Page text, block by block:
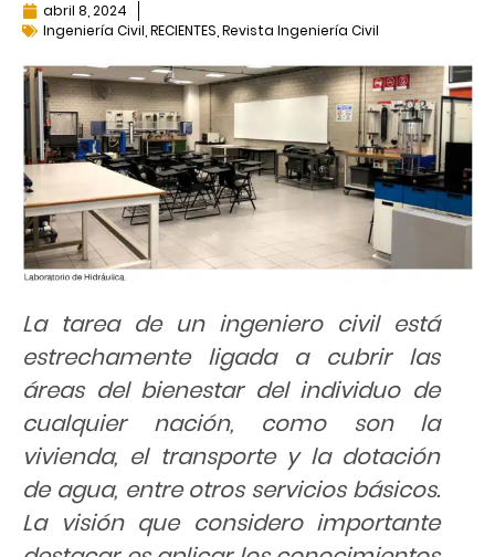
abril 8, 2024
Ingeniería Civil RECIENTES Revista Ingeniería Civil
La tarea de un ingeniero civil está
estrechamente ligada a cubrir las
áreas del bienestar del individuo de
cualquier nación, como son la
vivienda, el transporte y la dotación
de agua, entre otros servicios básicos.
La visión que considero importante